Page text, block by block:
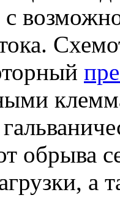
с
обрыва
а